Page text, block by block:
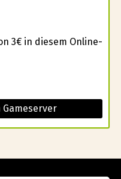
3€ in diesem Online-